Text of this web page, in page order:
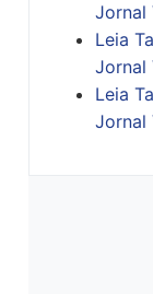
Jornal
Leia
Jornal
Leia
Jornal